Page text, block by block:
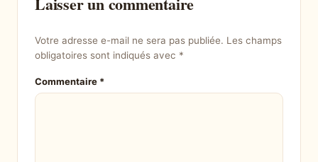
Votre adresse e-mail ne sera pas publiée. Les champs
obligatoires sont indiqués avec *
Commentaire *